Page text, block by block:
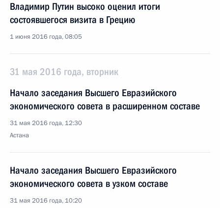
Владимир Путин высоко оценил итоги
состоявшегося визита в Грецию
1 июня 2016 года, 08:05
31 мая 2016 года, вторник
Начало заседания Высшего Евразийского
экономического совета в расширенном составе
31 мая 2016 года, 12:30
Астана
Начало заседания Высшего Евразийского
экономического совета в узком составе
31 мая 2016 года, 10:20